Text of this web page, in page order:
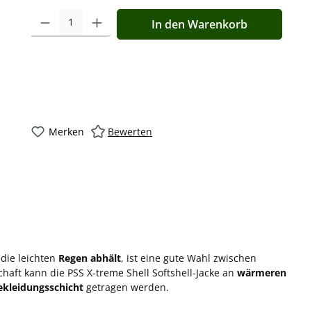
Produkt Anzahl: Gib den gewünschten Wert ein oder
In den Warenkorb
Merken Bewerten
leichten Regen abhält, ist eine gute Wahl zwischen
kann die PSS X-treme Shell Softshell-Jacke an wärmeren
getragen werden.